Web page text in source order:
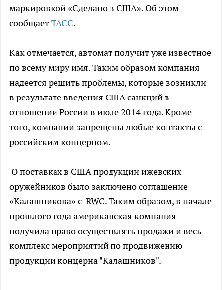
маркировкой «Сделано в США». Об этом
сообщаетТАСС.
Как отмечается, автомат получит уже известное
по всему миру имя. Таким образом компания
надеется решить проблемы, которые возникли
в результате введения США санкций в
отношении России в июле 2014 года. Кроме
того, компании запрещены любые контакты с
российским концерном.
О поставках в США продукции ижевских
оружейников было заключено соглашение
«Калашникова» с RWC. Таким образом, в начале
прошлого года американская компания
получила право осуществлять продажи и весь
комплекс мероприятий по продвижению
продукции концерна "Калашников".